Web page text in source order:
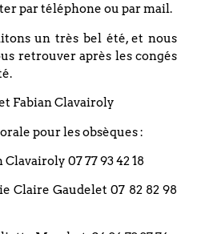
abonnez-vous !
par téléphone ou par mail.
un très bel été, et nous
retrouver après les congés
Fabian Clavairoly
pour les obsèques :
Clavairoly 07 77 93 42 18
Claire Gaudelet 07 82 82 98